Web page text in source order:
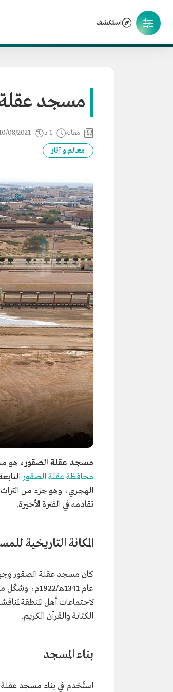
استكشف
مسجد
مقالة 1 د 08/2021
معالم و آثار
مسجد عقلة الصقور، هو
محافظة عقلة الصقور
الهجري، وهو جزء من التراث
تقادمه في الفترة الأخيرة.
المكانة التاريخية
كان مسجد عقلة الصقور وجهة
عام 1341هـ/
لاجتماعات أهل المنطقة
الكتابة والقرآن الكريم.
بناء المسجد
استُخدم في بناء مسجد عقلة